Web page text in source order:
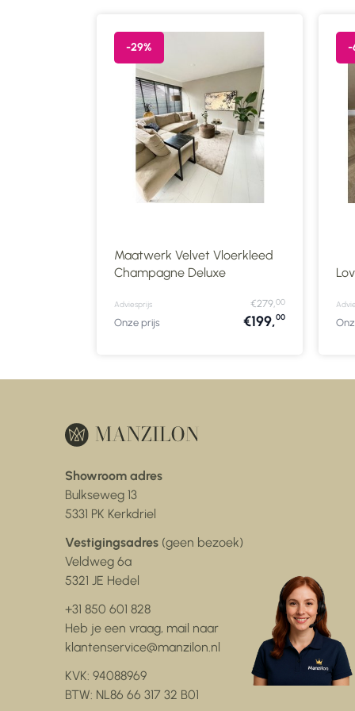
-29%
Maatwerk Velvet Vloerkleed
Champagne Deluxe
Adviesprijs €279,00
Onze prijs €199,00
-
Showroom adres
Bulkseweg 13
5331 PK Kerkdriel
Vestigingsadres (geen bezoek)
Veldweg 6a
5321 JE Hedel
+31 850 601 828
Heb je een vraag, mail naar
klantenservice@manzilon.nl
KVK: 94088969
BTW: NL86 66 317 32 B01